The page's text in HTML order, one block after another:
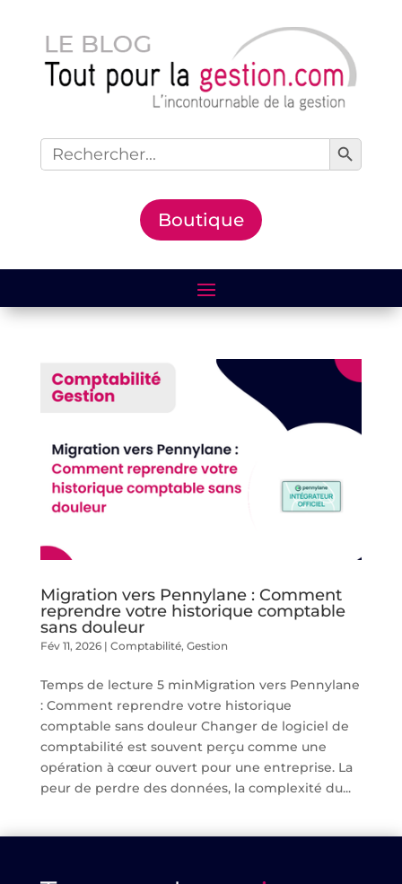
Search
for:
Search Button
Boutique
Migration vers Pennylane : Comment
reprendre votre historique comptable
sans douleur
Fév 11, 2026| Comptabilité, Gestion
Temps de lecture 5 minMigration vers Pennylane
: Comment reprendre votre historique
comptable sans douleur Changer de logiciel de
comptabilité est souvent perçu comme une
opération à cœur ouvert pour une entreprise. La
peur de perdre des données, la complexité du...